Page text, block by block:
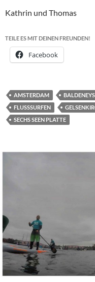
Kathrin und Thomas
TEILE ES MIT DEINEN FREUNDEN!
Facebook
AMSTERDAM
FLUSSSURFEN
SECHS SEEN PLATTE